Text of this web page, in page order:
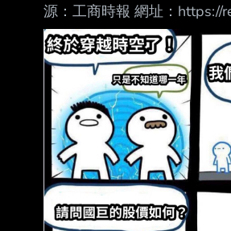
源：工商時報 網址：https://
文： 國巨*（2327）公布
營收為161.31億元，月增5％
連? 累計1-7月自結合併營收
較去年同期增加 32.5％(若以
國巨表示，7月份合併營收
惠於 AI 相關應用需求持續
望未來，隨著 AI 應用需求
產業正迎來結構性轉變，公
一根？